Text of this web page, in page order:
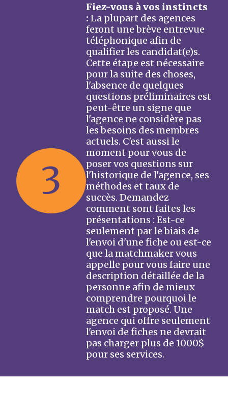
3
Fiez-vous à vos instincts
:La plupart des agences
feront une brève entrevue
téléphonique afin de
qualifier les candidat(e)s.
Cette étape est nécessaire
pour la suite des choses,
l'absence de quelques
questions préliminaires est
peut-être un signe que
l'agence ne considère pas
les besoins des membres
actuels. C'est aussi le
moment pour vous de
poser vos questions sur
l'historique de l'agence, ses
méthodes et taux de
succès. Demandez
comment sont faites les
présentations : Est-ce
seulement par le biais de
l'envoi d'une fiche ou est-ce
que la matchmaker vous
appelle pour vous faire une
description détaillée de la
personne afin de mieux
comprendre pourquoi le
match est proposé. Une
agence qui offre seulement
l'envoi de fiches ne devrait
pas charger plus de 1000$
pour ses services.